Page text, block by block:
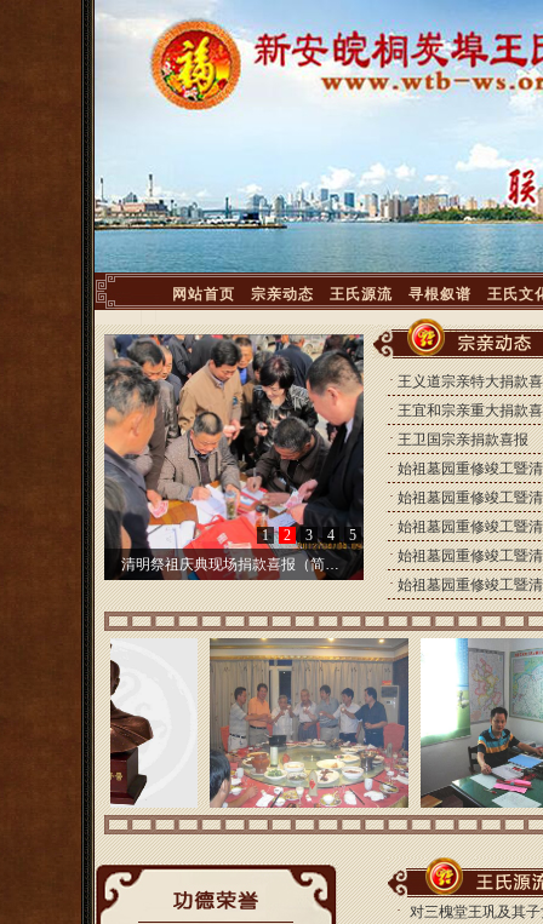
网站首页 宗亲动态 王氏源流 寻根叙谱 王氏文
清明祭祖庆典现场捐款喜报（简报十一）
1 2 3 4 5
· 王义道宗亲特大捐款
· 王宜和宗亲重大捐款
· 王卫国宗亲捐款喜报
· 始祖墓园重修竣工暨
· 始祖墓园重修竣工暨
· 始祖墓园重修竣工暨
· 始祖墓园重修竣工暨
· 始祖墓园重修竣工暨
· 对三槐堂王巩及其